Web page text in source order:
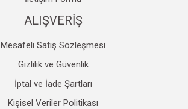
ALIŞVERİŞ
Mesafeli Satış Sözleşmesi
Gizlilik ve Güvenlik
İptal ve İade Şartları
Kişisel Veriler Politikası